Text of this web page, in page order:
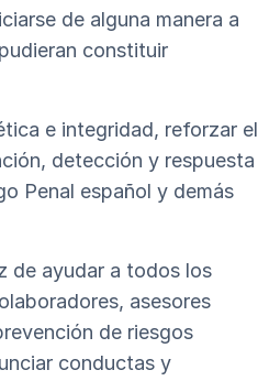
de alguna manera a
constituir
e integridad, reforzar el
detección y respuesta
Penal español y demás
de ayudar a todos los
asesores
de riesgos
conductas y